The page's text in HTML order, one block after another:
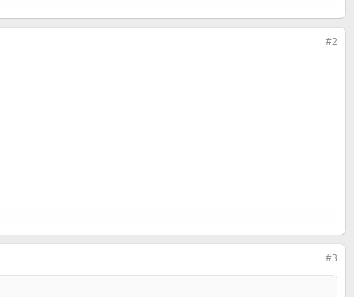
#2
#3